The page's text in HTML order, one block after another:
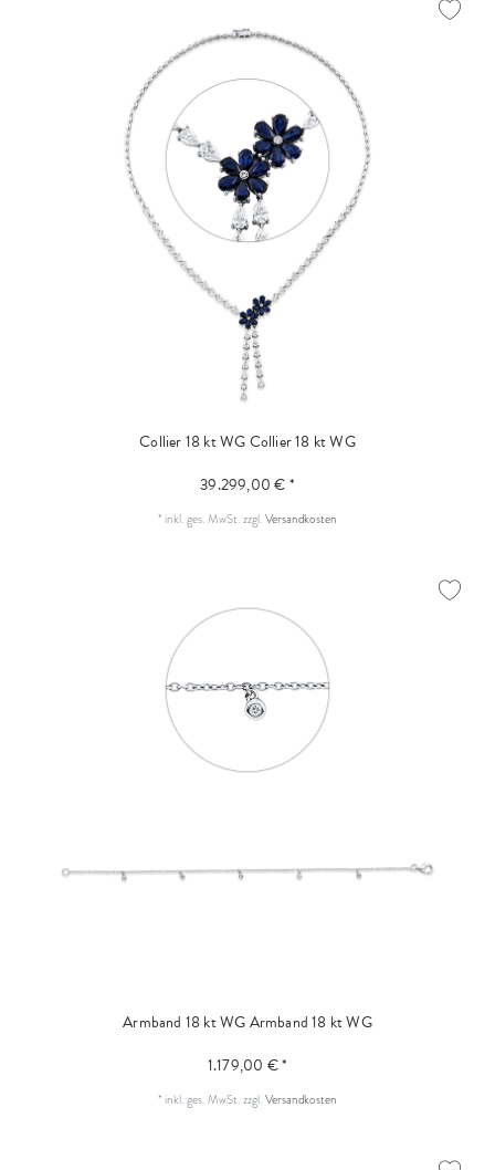
Collier 18 kt WGCollier 18 kt WG
39.299,00 € *
* inkl. ges. MwSt.zzgl.Versandkosten
Armband 18 kt WGArmband 18 kt WG
1.179,00 € *
* inkl. ges. MwSt.zzgl.Versandkosten